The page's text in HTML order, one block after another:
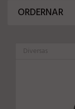
ORDERNAR
Diversas